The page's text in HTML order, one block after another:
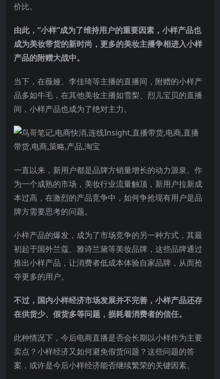
价比。
由此，“小样”成为了维持用户的重要因素，小样产品也
成为美妆带货的新时尚，更多的美妆主播争相进入小样
产品的附赠大战中。
当下，在薇娅、李佳琦等主播的直播间，附赠的小样产
品多如牛毛，在其他美妆主播如雪梨、烈儿宝贝的直播
间，小样产品也成为了绝对主力。
一直以来，新用户都是品牌方销量增长的动力源泉。作
为一个成熟的市场，美妆行业流量触顶，新用户拉新成
本过高，在激烈的产品竞争中，如何争抢现有用户是品
牌方需要思考的问题。
小样产品的爆发，成为了市场竞争的另一种方式，其最
初起于国外兰蔻、雅诗兰黛等美妆品牌，这些品牌通过
推出小样产品，让消费者低成本体验自家品牌，从而抢
夺更多的用户。
不过，国内小样经济市场发展并不完善，小样产品还存
在供货少、假货多等问题，损耗着消费者的信任。
此种情况下，今后电商直播是否会长期以小样作为主要
卖点？小样经济又如何避免假货问题？这些问题的答
案，或许是今后小样经济能否继续繁荣的关键因素。